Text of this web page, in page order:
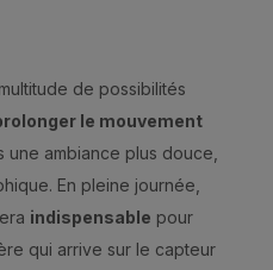
de possibilités
le mouvement
ambiance plus douce,
En pleine journée,
indispensable pour
qui arrive sur le capteur